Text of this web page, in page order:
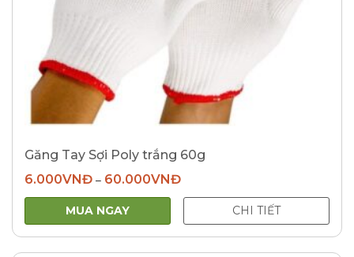
Găng Tay Sợi Poly trắng 60g
6.000VNĐ– 60.000VNĐ
MUA NGAY CHI TIẾT